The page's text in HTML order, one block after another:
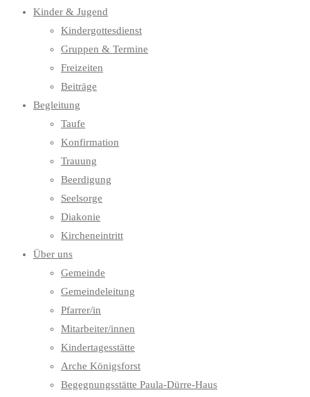
Kinder & Jugend
Kindergottesdienst
Gruppen & Termine
Freizeiten
Beiträge
Begleitung
Taufe
Konfirmation
Trauung
Beerdigung
Seelsorge
Diakonie
Kircheneintritt
Über uns
Gemeinde
Gemeindeleitung
Pfarrer/in
Mitarbeiter/innen
Kindertagesstätte
Arche Königsforst
Begegnungsstätte Paula-Dürre-Haus